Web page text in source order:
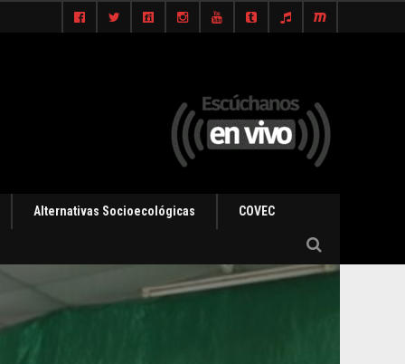
Alternativas Socioecológicas COVEC